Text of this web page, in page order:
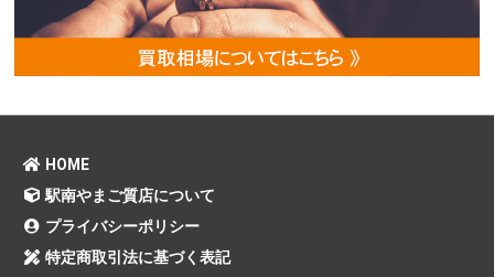
HOME
駅南やまご質店について
プライバシーポリシー
特定商取引法に基づく表記